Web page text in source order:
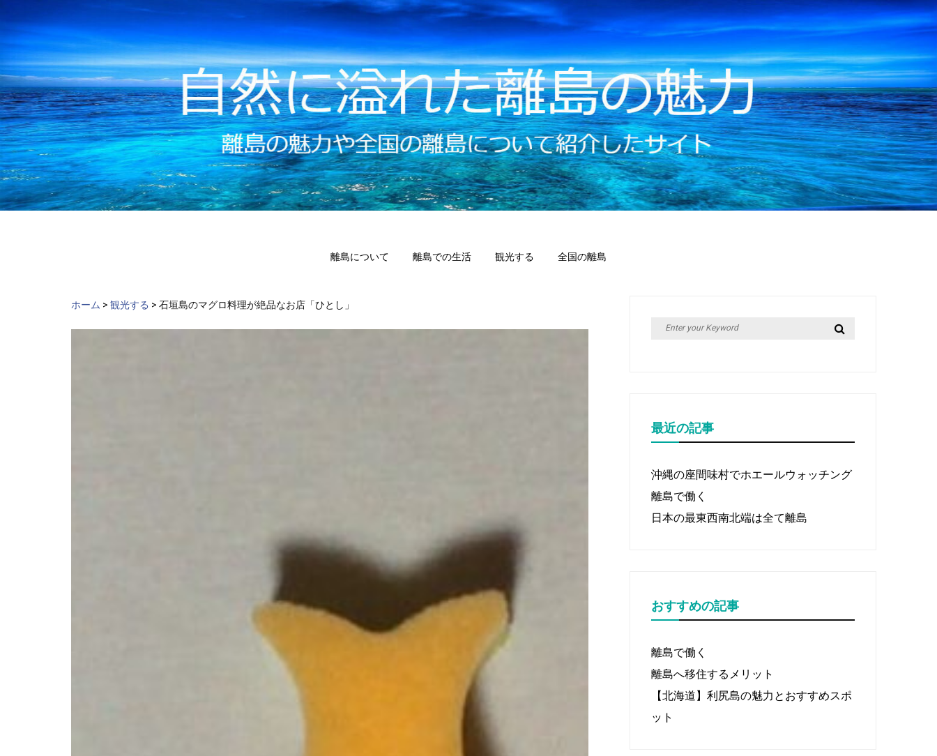
離島について 離島での生活 観光する 全国の離島
ホーム > 観光する > 石垣島のマグロ料理が絶品なお店「ひとし」
Search
最近の記事
沖縄の座間味村でホエールウォッチング
離島で働く
日本の最東西南北端は全て離島
おすすめの記事
離島で働く
離島へ移住するメリット
【北海道】利尻島の魅力とおすすめスポ
ット